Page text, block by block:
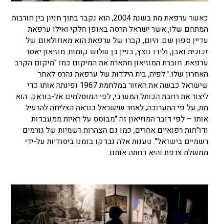
כאשר ערפאת מת בשנת 2004, הוא נקבר בתוך חניון בין חורבות
המתחם שלו, אשר ישראל הרסה באופן חלקי ואילו ערפאת
עדיין ספון שם. היום, קברו של ערפאת הוא מאוזולאום של
זכוכית ואבן, ולידו נוצץ, בניין בן שלוש קומות: מוזיאון יאסר
ערפאת. חוברת המוזיאון מתארת ​​את המיקום כמו "מיקום הקרב
האחרון שלו." לפיה, בית הילדות של ערפאת נהרס לאחר
שישראל כבשה את האזור במלחמת 1967 ופינתה אותו כדי
ליצור את רחבת הכותל המערבי, לפי המוסלמים אל-בוראק. הוא
מת, על פי התערוכה, לאחר שישראל כנראה הצליחה להרעיל
אותו – לפי דובר המוזיאון זה "מבוסס על ראיות ממעבדות
ודו"חות רפואיים אחרים, כמו גם הצהרות רשמיות של גורמים
רשמיים בישראל". טענות אלה נבדקו בזמנו ביסודיות על-ידי
ממשלת צרפת והיא דחתה אותם.